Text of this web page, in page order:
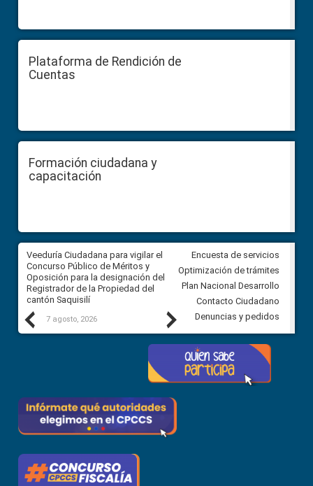
Plataforma de Rendición de
Cuentas
Formación ciudadana y
capacitación
Previous
Veeduría Ciudadana para vigilar el
Concurso Público de Méritos y
Oposición para la designación del
Registrador de la Propiedad del
cantón Saquisilí
7 agosto, 2026
Veeduría Ciudadana para
construcción del asfaltado de
diferentes barrios del sector
Ballenita del cantón Santa
7 agosto, 2026
Next
Encuesta de servicios
Optimización de trámites
Plan Nacional Desarrollo
Contacto Ciudadano
Denuncias y pedidos